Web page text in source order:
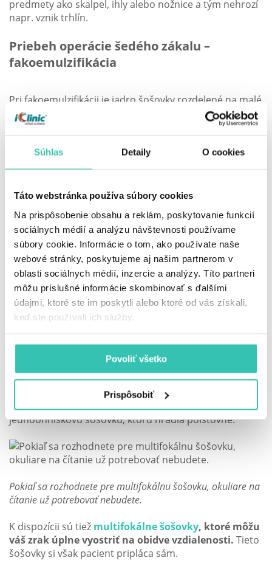
Súhlas Detaily O cookies
Táto webstránka používa súbory cookies
Na prispôsobenie obsahu a reklám, poskytovanie funkcií
sociálnych médií a analýzu návštevnosti používame
súbory cookie. Informácie o tom, ako používate naše
webové stránky, poskytujeme aj našim partnerom v
oblasti sociálnych médií, inzercie a analýzy. Títo partneri
môžu príslušné informácie skombinovať s ďalšími
údajmi, ktoré ste im poskytli alebo ktoré od vás získali,
keď ste používali ich služby.
Povoliť všetko
Prispôsobiť
predmety ako skalpel, ihly alebo nožnice a tým nehrozí
napr. vznik trhlín.
Priebeh operácie šedého zákalu –
fakoemulzifikácia
Pri fakoemulzifikácii je jadro šošovky rozdelené na malé
časti a odsaté pomocou ultrazvukom ovládanej kanyly.
Táto technika má výhodu v možnosti uskutočnenia
pooperačných komplikácií, urýchľuje obnovu zraku a
skracuje dĺžku výkonu.
Malú ranku netreba zašívať, oko vám po operácii
odísť domov. Na druhý deň je potrebné prísť na
kontrolu, kde vám oko odlepíme. Vy si po operácii
budete do očí aplikovať špeciálne kvapky po dobu
troch - štyroch týždňov a zrak si chrániť slnečnými
okuliarmi.
Čo sa bude diať s vaším zrakom po
operácii?
Výsledok operácie by ste malividieť už na druhý deň
Po operácii šedého zákalu sa zväčša úplne upraví
zaostrovanie na jednu vzdialenosť - pacienti vidia ostro
do diaľky, no na čítanie musia nosiť okuliare. Toto platí,
pokiaľ sa rozhodnete pre monofokálnu, čiže
jednoohniskovú šošovku, ktorú hradia poisťovne.
Pokiaľ sa rozhodnete pre multifokálnu šošovku, okuliare na
čítanie už potrebovať nebudete.
K dispozícii sú tiež multifokálne šošovky, ktoré môžu
váš zrak úplne vyostriť na obidve vzdialenosti. Tieto
šošovky si však pacient pripláca sám.